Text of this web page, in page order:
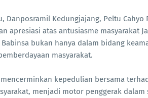
Danposramil Kedungjajang, Peltu
apresiasi atas antusiasme masyarakat
bukan hanya dalam bidang
masyarakat.
kepedulian bersama
menjadi motor penggerak